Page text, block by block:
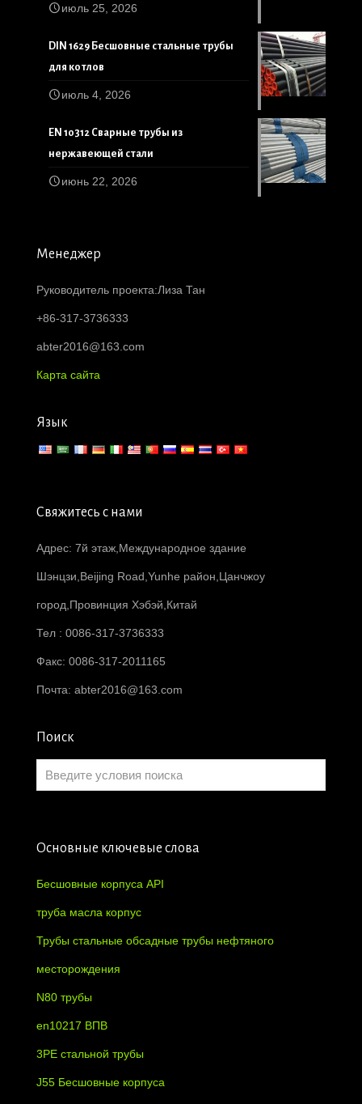
июль 25, 2026
DIN 1629 Бесшовные стальные трубы
для котлов
июль 4, 2026
EN 10312 Сварные трубы из
нержавеющей стали
июнь 22, 2026
Менеджер
Руководитель проекта:Лиза Тан
+86-317-3736333
abter2016@163.com
Карта сайта
Язык
Свяжитесь с нами
Адрес: 7й этаж,Международное здание
Шэнцзи,Beijing Road,Yunhe район,Цанчжоу
город,Провинция Хэбэй,Китай
Тел : 0086-317-3736333
Факс: 0086-317-2011165
Почта: abter2016@163.com
Поиск
Основные ключевые слова
Бесшовные корпуса API
труба масла корпус
Трубы стальные обсадные трубы нефтяного
месторождения
N80 трубы
en10217 ВПВ
3PE стальной трубы
J55 Бесшовные корпуса